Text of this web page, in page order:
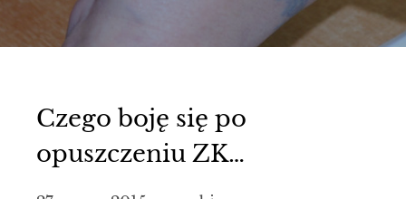
Czego boję się po
opuszczeniu ZK…